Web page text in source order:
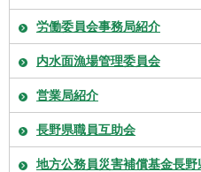
労働委員会事務局紹介
内水面漁場管理委員会
営業局紹介
長野県職員互助会
地方公務員災害補償基金長野